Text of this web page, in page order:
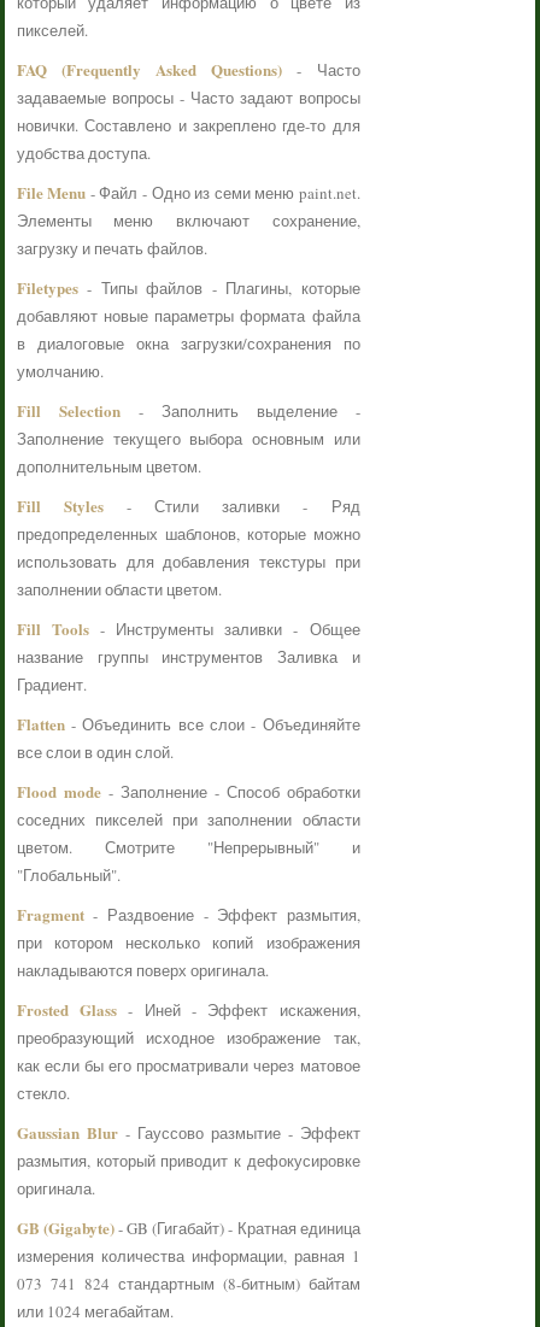
пикселей.
FAQ (Frequently Asked Questions) - Часто
задаваемые вопросы - Часто задают вопросы
новички. Составлено и закреплено где-то для
удобства доступа.
File Menu - Файл - Одно из семи меню paint.net.
Элементы меню включают сохранение,
загрузку и печать файлов.
Filetypes- Типы файлов - Плагины, которые
добавляют новые параметры формата файла
в диалоговые окна загрузки/сохранения по
умолчанию.
Fill Selection- Заполнить выделение -
Заполнение текущего выбора основным или
дополнительным цветом.
Fill Styles- Стили заливки - Ряд
предопределенных шаблонов, которые можно
использовать для добавления текстуры при
заполнении области цветом.
Fill Tools- Инструменты заливки - Общее
название группы инструментов Заливка и
Градиент.
Flatten- Объединить все слои - Объединяйте
все слои в один слой.
Flood mode- Заполнение - Способ обработки
соседних пикселей при заполнении области
цветом. Смотрите "Непрерывный" и
"Глобальный".
Fragment- Раздвоение - Эффект размытия,
при котором несколько копий изображения
накладываются поверх оригинала.
Frosted Glass - Иней - Эффект искажения,
преобразующий исходное изображение так,
как если бы его просматривали через матовое
стекло.
Gaussian Blur- Гауссово размытие - Эффект
размытия, который приводит к дефокусировке
оригинала.
GB (Gigabyte)- GB (Гигабайт) - Кратная единица
измерения количества информации, равная 1
073 741 824 стандартным (8-битным) байтам
или 1024 мегабайтам.